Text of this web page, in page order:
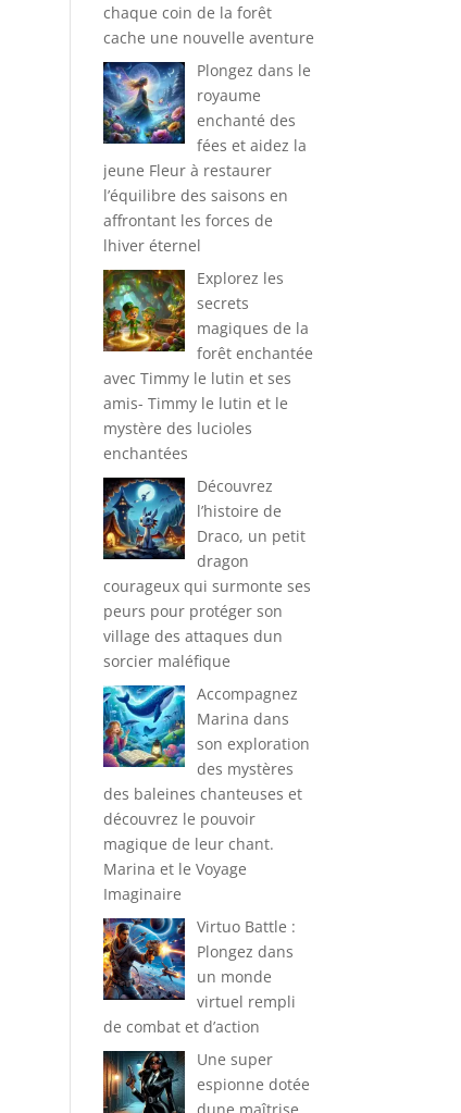
chaque coin de la forêt
cache une nouvelle aventure
Plongez dans le
royaume
enchanté des
fées et aidez la
jeune Fleur à restaurer
l’équilibre des saisons en
affrontant les forces de
lhiver éternel
Explorez les
secrets
magiques de la
forêt enchantée
avec Timmy le lutin et ses
amis- Timmy le lutin et le
mystère des lucioles
enchantées
Découvrez
l’histoire de
Draco, un petit
dragon
courageux qui surmonte ses
peurs pour protéger son
village des attaques dun
sorcier maléfique
Accompagnez
Marina dans
son exploration
des mystères
des baleines chanteuses et
découvrez le pouvoir
magique de leur chant.
Marina et le Voyage
Imaginaire
Virtuo Battle :
Plongez dans
un monde
virtuel rempli
de combat et d’action
Une super
espionne dotée
dune maîtrise